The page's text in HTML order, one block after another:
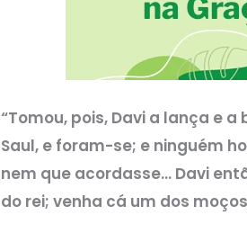
“Tomou, pois, Davi a lança e
Saul, e foram-se; e ninguém
nem que acordasse… Davi
do rei; venha cá um dos